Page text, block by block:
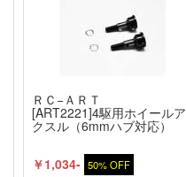
ＲＣ−ＡＲＴ
[ART2221]4駆用ホイールア
クスル（6mmハブ対応）
￥1,034- 50% OFF